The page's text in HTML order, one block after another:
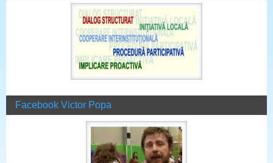
Facebook Victor Popa